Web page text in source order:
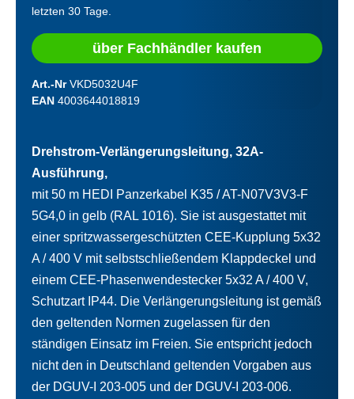
letzten 30 Tage.
über Fachhändler kaufen
Art.-NrVKD5032U4F
EAN 4003644018819
Drehstrom-Verlängerungsleitung, 32A-
Ausführung,
mit 50 m HEDI Panzerkabel K35 / AT-N07V3V3-F
5G4,0 in gelb (RAL 1016). Sie ist ausgestattet mit
einer spritzwassergeschützten CEE-Kupplung 5x32
A / 400 V mit selbstschließendem Klappdeckel und
einem CEE-Phasenwendestecker 5x32 A / 400 V,
Schutzart IP44. Die Verlängerungsleitung ist gemäß
den geltenden Normen zugelassen für den
ständigen Einsatz im Freien. Sie entspricht jedoch
nicht den in Deutschland geltenden Vorgaben aus
der DGUV-I 203-005 und der DGUV-I 203-006.